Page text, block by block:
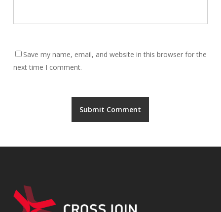
Save my name, email, and website in this browser for the
next time I comment.